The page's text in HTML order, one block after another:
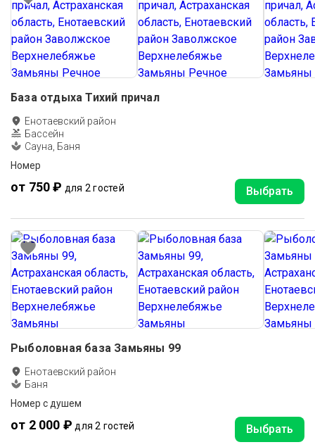
База отдыха Тихий причал
Енотаевский район
Бассейн
Сауна, Баня
Номер
от 750 ₽ для 2 гостей Выбрать
Рыболовная база Замьяны 99
Енотаевский район
Баня
Номер с душем
от 2 000 ₽ для 2 гостей Выбрать